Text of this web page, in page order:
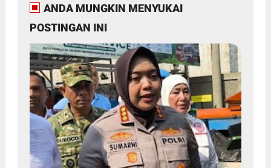
ANDA MUNGKIN MENYUKAI
POSTINGAN INI